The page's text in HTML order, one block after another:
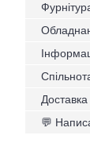
Доставка
💬